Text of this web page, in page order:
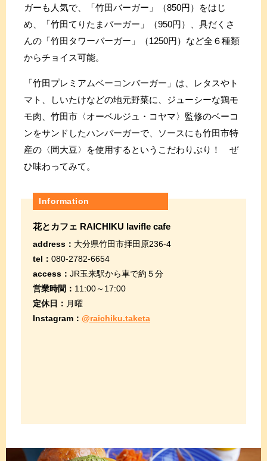
ガーも人気で、「竹田バーガー」（850円）をはじ
め、「竹田てりたまバーガー」（950円）、具だくさ
んの「竹田タワーバーガー」（1250円）など全６種類
からチョイス可能。
「竹田プレミアムベーコンバーガー」は、レタスやト
マト、しいたけなどの地元野菜に、ジューシーな鶏モ
モ肉、竹田市〈オーベルジュ・コヤマ〉監修のベーコ
ンをサンドしたハンバーガーで、ソースにも竹田市特
産の〈岡大豆〉を使用するというこだわりぶり！ ぜ
ひ味わってみて。
Information
花とカフェ RAICHIKU lavifle cafe
address： 大分県竹田市拝田原236-4
tel： 080-2782-6654
access： JR玉来駅から車で約５分
営業時間： 11:00～17:00
定休日： 月曜
Instagram： @raichiku.taketa